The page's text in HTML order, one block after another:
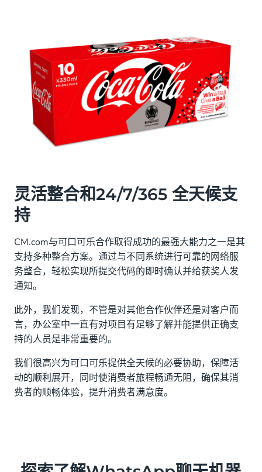
灵活整合和24/7/365 全天候支
持
CM.com与可口可乐合作取得成功的最强大能力之一是其
支持多种整合方案。通过与不同系统进行可靠的网络服
务整合，轻松实现所提交代码的即时确认并给获奖人发
通知。
此外，我们发现，不管是对其他合作伙伴还是对客户而
言，办公室中一直有对项目有足够了解并能提供正确支
持的人员是非常重要的。
我们很高兴为可口可乐提供全天候的必要协助，保障活
动的顺利展开，同时使消费者旅程畅通无阻，确保其消
费者的顺畅体验，提升消费者满意度。